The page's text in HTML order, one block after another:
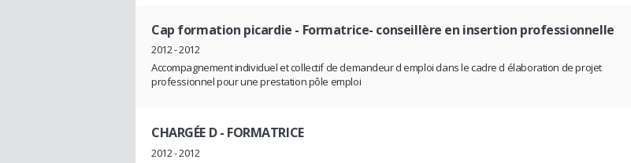
Cap formation picardie - Formatrice- conseillère en insertion professionnelle
2012 - 2012
Accompagnement individuel et collectif de demandeur d emploi dans le cadre d élaboration de projet
professionnel pour une prestation pôle emploi
CHARGÉE D- FORMATRICE
2012 - 2012